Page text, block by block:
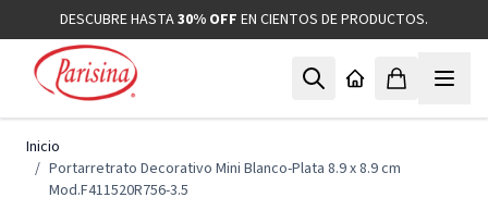
Ir al contenidoDESCUBRE HASTA30% OFF EN CIENTOS DE PRODUCTOS.
Inicio
/ Portarretrato Decorativo Mini Blanco-Plata 8.9 x 8.9 cm
Mod.F411520R756-3.5